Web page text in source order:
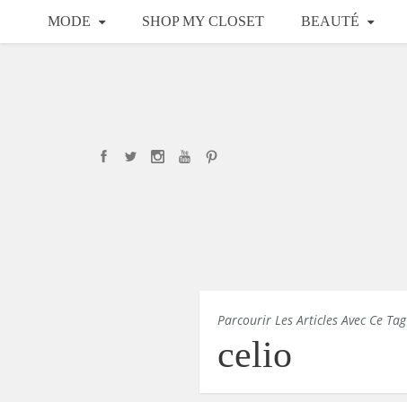
MODE SHOP MY CLOSET BEAUTÉ
Parcourir Les Articles Avec Ce Tag
celio